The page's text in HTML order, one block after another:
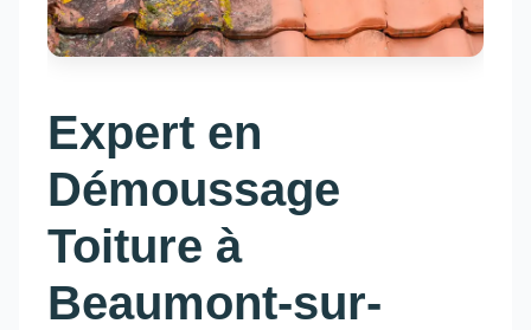
Expert en
Démoussage
Toiture à
Beaumont-sur-